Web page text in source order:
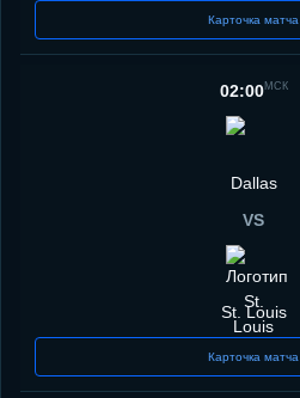
Карточка матча
02:00МСК
Dallas
VS
St. Louis
Карточка матча